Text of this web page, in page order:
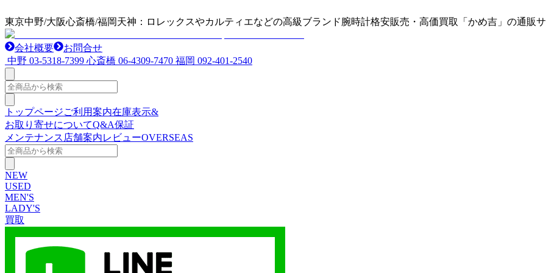
東京中野/大阪心斎橋/福岡天神：ロレックスやカルティエなどの高級ブランド腕時計格安販売・高価買取「かめ吉」の通販
会社概要
お問合せ
中野 03-5318-7399 心斎橋 06-4309-7470 福岡 092-401-2540
トップページご利用案内在庫表示&
お取り寄せについてQ&A保証
メンテナンス 店舗案内レビューOVERSEAS
NEW
USED
MEN'S
LADY'S
買取